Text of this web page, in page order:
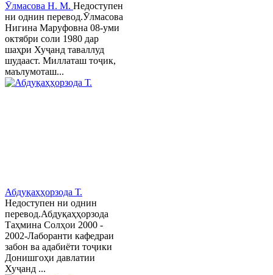
Ӯлмасова Н. М. Недоступен
ни однин перевод.Ӯлмасова
Нигина Маруфовна 08-уми
октябри соли 1980 дар
шаҳри Хуҷанд таваллуд
шудааст. Миллаташ тоҷик,
маълумоташ...
Абдуқаҳҳорзода Т.
Недоступен ни однин
перевод.Абдуқаҳҳорзода
Таҳмина Солҳои 2000 -
2002-Лаборанти кафедраи
забон ва адабиёти тоҷики
Донишгоҳи давлатии
Хуҷанд ...